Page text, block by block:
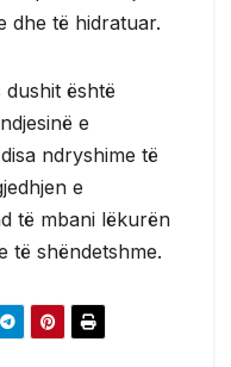
dhe të hidratuar.
është
e
ndryshime të
e
të mbani lëkurën
të shëndetshme.